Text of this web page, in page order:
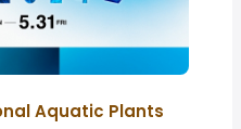
Aquatic Plants